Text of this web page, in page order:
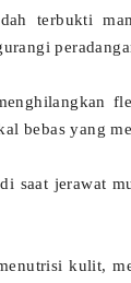
terbukti
bebas yang
saat jerawat
kulit,